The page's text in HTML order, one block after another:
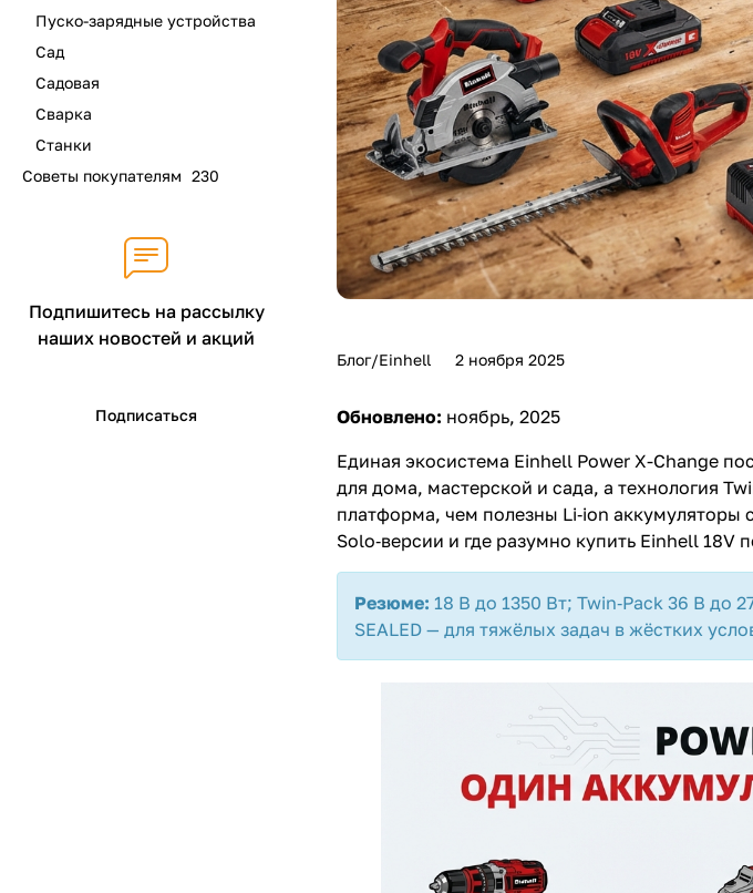
Блог/Einhell 2 ноября 2025
Обновлено: ноябрь, 2025
Единая экосистема Einhell Power X-Change
для дома, мастерской и сада, а технология
платформа, чем полезны Li‑ion аккумуляторы
Solo‑версии и где разумно купить Einhell 18V
Резюме: 18 В до 1350 Вт; Twin‑Pack 36 В до
SEALED — для тяжёлых задач в жёстких
Пуско-зарядные устройства
Сад
Садовая
Сварка
Станки
Советы покупателям 230
Подпишитесь на рассылку
наших новостей и акций
Подписаться
Получайте товар
Оставшиеся75% будут
с вашей картыпо25 %
Подробнееоб оплате
недели
Остались
8 800